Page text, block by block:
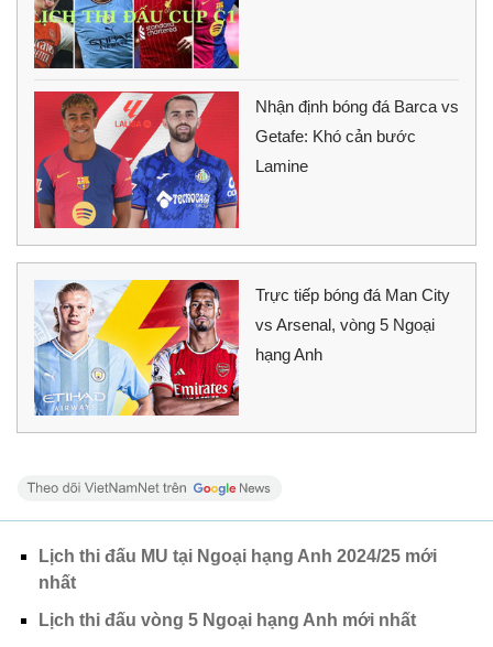
Nhận định bóng đá Barca vs
Getafe: Khó cản bước
Lamine
Trực tiếp bóng đá Man City
vs Arsenal, vòng 5 Ngoại
hạng Anh
Lịch thi đấu MU tại Ngoại hạng Anh 2024/25 mới
nhất
Lịch thi đấu vòng 5 Ngoại hạng Anh mới nhất